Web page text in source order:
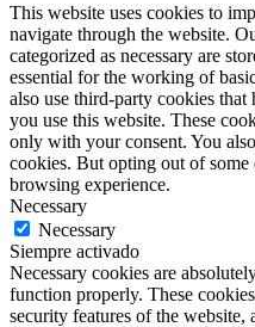
This website uses cookies to
navigate through the website.
categorized as necessary are
essential for the working of
also use third-party cookies
you use this website. These
only with your consent. You
cookies. But opting out of
browsing experience.
Necessary
Necessary
Siempre activado
Necessary cookies are
function properly. These
security features of the website,